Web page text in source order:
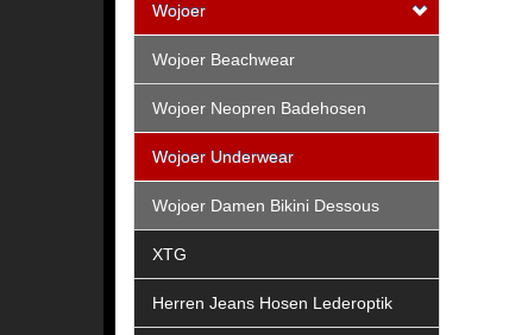
Wojoer
Wojoer Beachwear
Wojoer Neopren Badehosen
Wojoer Underwear
Wojoer Damen Bikini Dessous
XTG
Herren Jeans Hosen Lederoptik